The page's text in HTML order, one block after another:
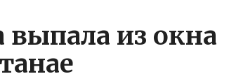
выпала из окна